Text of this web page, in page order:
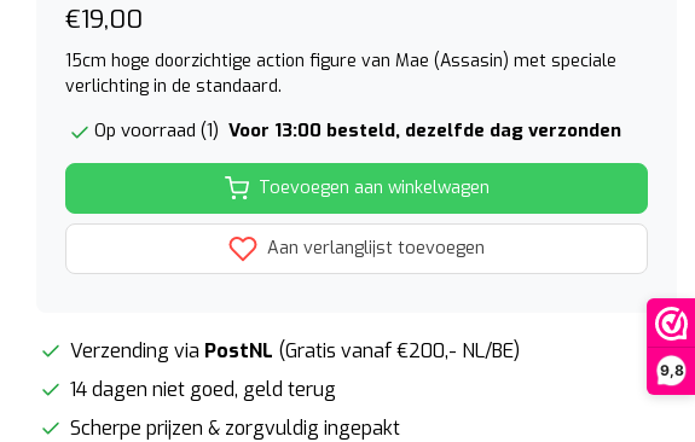
9,8
€19,00
15cm hoge doorzichtige action figure van Mae (Assasin) met speciale
verlichting in de standaard.
Op voorraad (1) Voor 13:00 besteld, dezelfde dag verzonden
Toevoegen aan winkelwagen
Aan verlanglijst toevoegen
Verzending via PostNL (Gratis vanaf €200,- NL/BE)
14 dagen niet goed, geld terug
Scherpe prijzen & zorgvuldig ingepakt